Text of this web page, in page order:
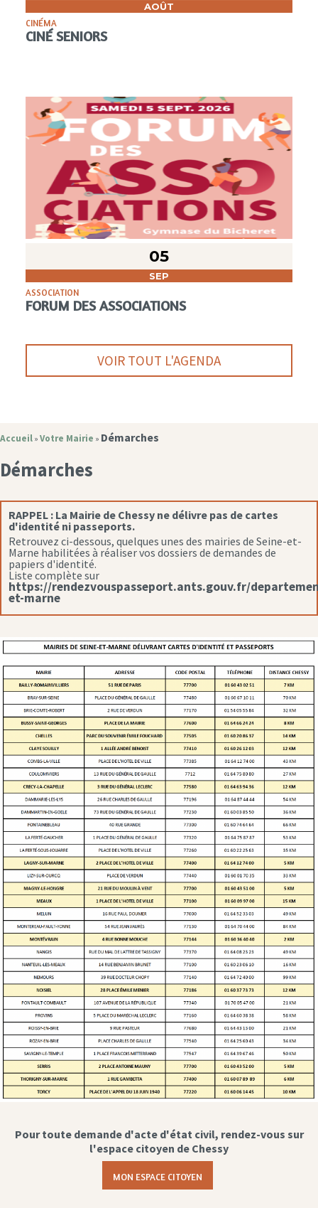
AOÛT
CINÉMA
CINÉ SENIORS
05
SEP
ASSOCIATION
FORUM DES ASSOCIATIONS
VOIR TOUT L'AGENDA
Accueil » Votre Mairie » Démarches
Démarches
RAPPEL : La Mairie de Chessy ne délivre pas de cartes
d'identité ni passeports.
Retrouvez ci-dessous, quelques unes des mairies de Seine-et-
Marne habilitées à réaliser vos dossiers de demandes de
papiers d'identité.
Liste complète sur
https://rendezvouspasseport.ants.gouv.fr/
et-marne
Pour toute demande d'acte d'état civil, rendez-vous sur
l'espace citoyen de Chessy
MON ESPACE CITOYEN